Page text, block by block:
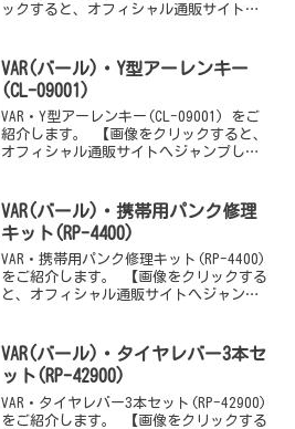
ックすると、オフィシャル通販サイトへ
VAR(バール)・Y型アーレンキー
(CL-09001)
VAR・Y型アーレンキー(CL-09001) をご
紹介します。 【画像をクリックすると、
オフィシャル通販サイトへジャンプしま
VAR(バール)・携帯用パンク修理
キット(RP-4400)
VAR・携帯用パンク修理キット(RP-4400)
をご紹介します。 【画像をクリックする
と、オフィシャル通販サイトへジャンプ
VAR(バール)・タイヤレバー3本セ
ット(RP-42900)
VAR・タイヤレバー3本セット(RP-42900)
をご紹介します。 【画像をクリックする